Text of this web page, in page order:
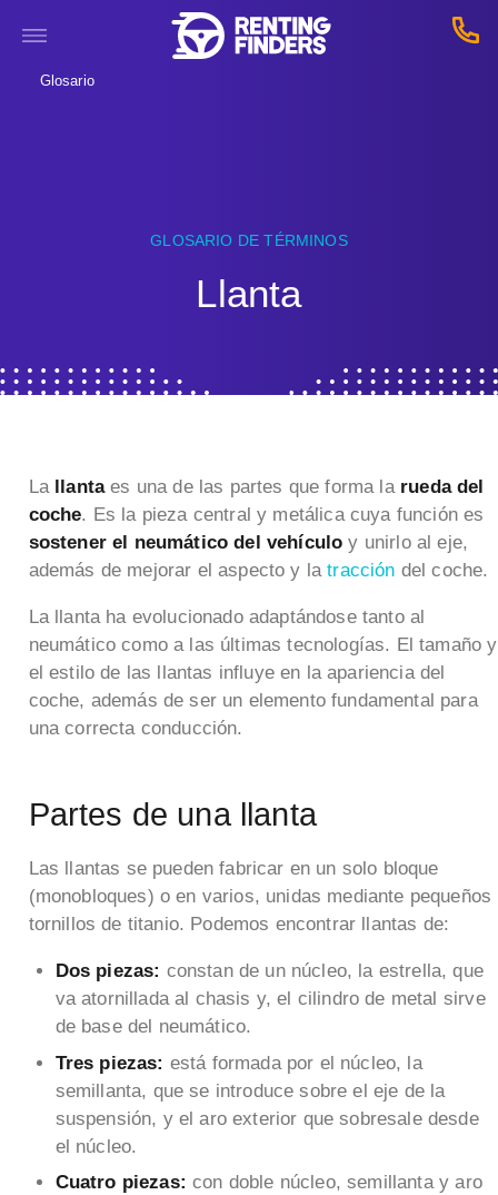
Glosario
GLOSARIO DE TÉRMINOS
Llanta
La llantaes una de las partes que forma la rueda del
coche. Es la pieza central y metálica cuya función es
sostener el neumático del vehículo y unirlo al eje,
además de mejorar el aspecto y latracción del coche.
La llanta ha evolucionado adaptándose tanto al
neumático como a las últimas tecnologías. El tamaño y
el estilo de las llantas influye en la apariencia del
coche, además de ser un elemento fundamental para
una correcta conducción.
Partes de una llanta
Las llantas se pueden fabricar en un solo bloque
(monobloques) o en varios, unidas mediante pequeños
tornillos de titanio. Podemos encontrar llantas de:
Dos piezas: constan de un núcleo, la estrella, que
va atornillada al chasis y, el cilindro de metal sirve
de base del neumático.
Tres piezas: está formada por el núcleo, la
semillanta, que se introduce sobre el eje de la
suspensión, y el aro exterior que sobresale desde
el núcleo.
Cuatro piezas:con doble núcleo, semillanta y aro